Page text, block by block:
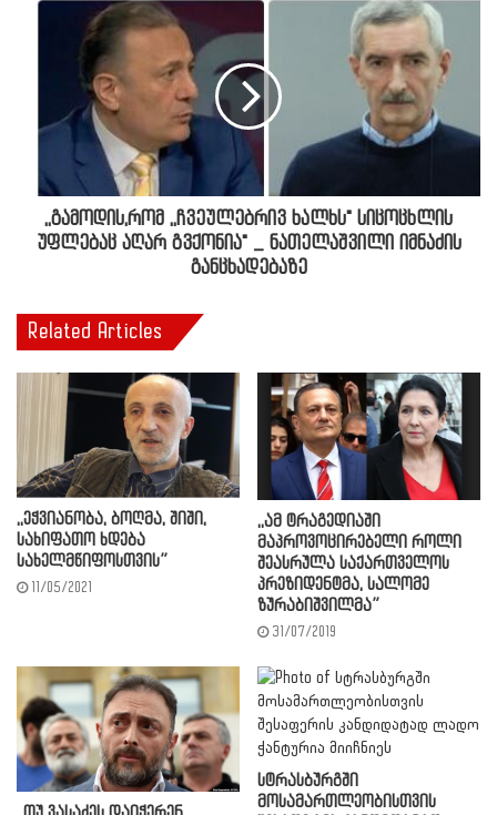
,,გამოდის,რომ ,,ჩვეულებრივ ხალხს" სიცოცხლის
უფლებაც აღარ გვქონია" _ ნათელაშვილი იმნაძის
განცხადებაზე
Related Articles
,,ეჭვიანობა, ბოღმა, შიში,
სახიფათო ხდება
სახელმწიფოსთვის”
11/05/2021
,,ამ ტრაგედიაში
მაპროვოცირებელი როლი
შეასრულა საქართველოს
პრეზიდენტმა, სალომე
ზურაბიშვილმა”
31/07/2019
სტრასბურგში
მოსამართლეობისთვის